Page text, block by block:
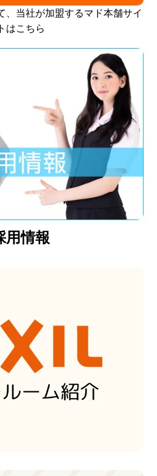
、当社が加盟するマド本舗サイ
トはこちら
用情報